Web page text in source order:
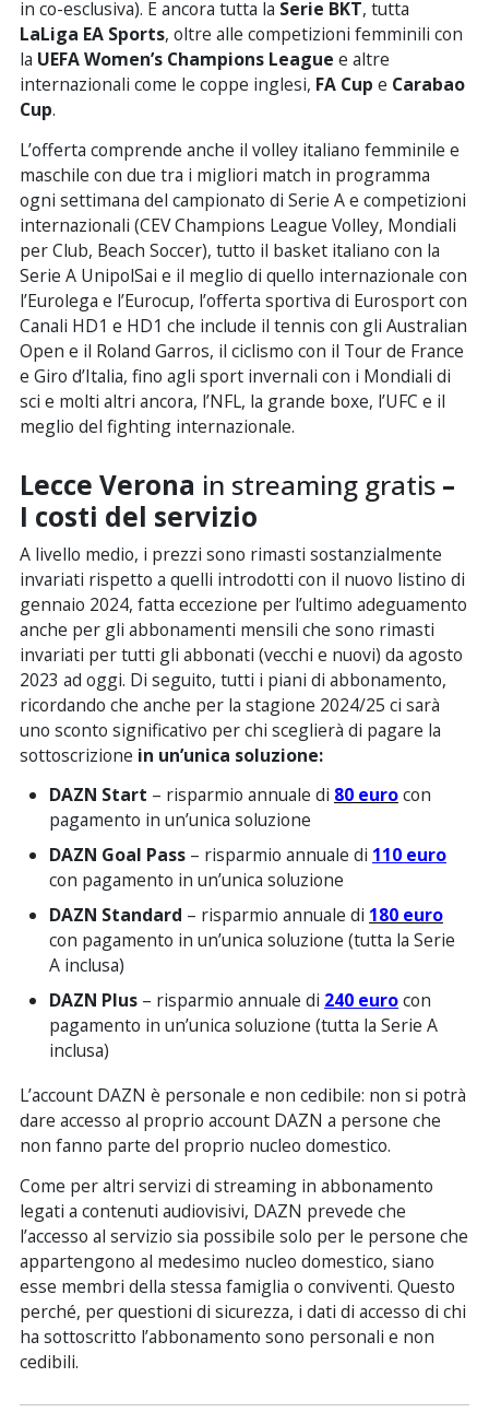
in co-esclusiva). E ancora tutta la Serie BKT, tutta
LaLiga EA Sports, oltre alle competizioni femminili con
la UEFA Women’s Champions League e altre
internazionali come le coppe inglesi, FA Cup e Carabao
Cup.
L’offerta comprende anche il volley italiano femminile e
maschile con due tra i migliori match in programma
ogni settimana del campionato di Serie A e competizioni
internazionali (CEV Champions League Volley, Mondiali
per Club, Beach Soccer), tutto il basket italiano con la
Serie A UnipolSai e il meglio di quello internazionale con
l’Eurolega e l’Eurocup, l’offerta sportiva di Eurosport con
Canali HD1 e HD1 che include il tennis con gli Australian
Open e il Roland Garros, il ciclismo con il Tour de France
e Giro d’Italia, fino agli sport invernali con i Mondiali di
sci e molti altri ancora, l’NFL, la grande boxe, l’UFC e il
meglio del fighting internazionale.
Lecce Verona in streaming gratis –
I costi del servizio
A livello medio, i prezzi sono rimasti sostanzialmente
invariati rispetto a quelli introdotti con il nuovo listino di
gennaio 2024, fatta eccezione per l’ultimo adeguamento
anche per gli abbonamenti mensili che sono rimasti
invariati per tutti gli abbonati (vecchi e nuovi) da agosto
2023 ad oggi. Di seguito, tutti i piani di abbonamento,
ricordando che anche per la stagione 2024/25 ci sarà
uno sconto significativo per chi sceglierà di pagare la
sottoscrizione in un’unica soluzione:
DAZN Start – risparmio annuale di 80 eurocon
pagamento in un’unica soluzione
DAZN Goal Pass – risparmio annuale di 110 euro
con pagamento in un’unica soluzione
DAZN Standard – risparmio annuale di 180 euro
con pagamento in un’unica soluzione (tutta la Serie
A inclusa)
DAZN Plus – risparmio annuale di 240 eurocon
pagamento in un’unica soluzione (tutta la Serie A
inclusa)
L’account DAZN è personale e non cedibile: non si potrà
dare accesso al proprio account DAZN a persone che
non fanno parte del proprio nucleo domestico.
Come per altri servizi di streaming in abbonamento
legati a contenuti audiovisivi, DAZN prevede che
l’accesso al servizio sia possibile solo per le persone che
appartengono al medesimo nucleo domestico, siano
esse membri della stessa famiglia o conviventi. Questo
perché, per questioni di sicurezza, i dati di accesso di chi
ha sottoscritto l’abbonamento sono personali e non
cedibili.